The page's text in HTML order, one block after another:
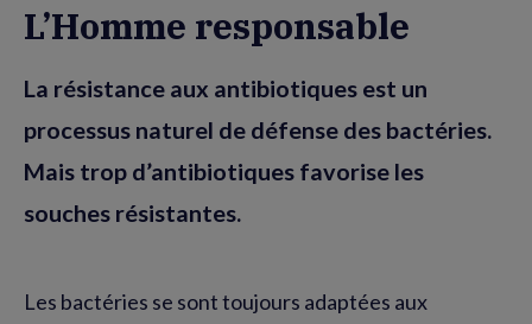
L’Homme responsable
La résistance aux antibiotiques est un
processus naturel de défense des bactéries.
Mais trop d’antibiotiques favorise les
souches résistantes.
Les bactéries se sont toujours adaptées aux